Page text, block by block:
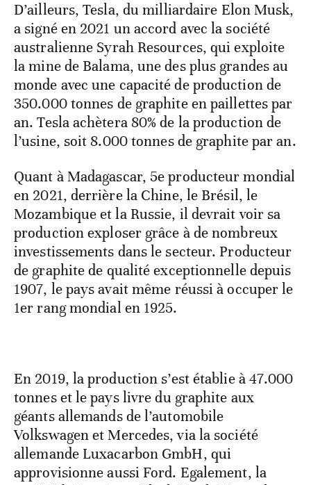
D’ailleurs, Tesla, du milliardaire Elon Musk,
a signé en 2021 un accord avec la société
australienne Syrah Resources, qui exploite
la mine de Balama, une des plus grandes au
monde avec une capacité de production de
350.000 tonnes de graphite en paillettes par
an. Tesla achètera 80% de la production de
l’usine, soit 8.000 tonnes de graphite par an.
Quant à Madagascar, 5e producteur mondial
en 2021, derrière la Chine, le Brésil, le
Mozambique et la Russie, il devrait voir sa
production exploser grâce à de nombreux
investissements dans le secteur. Producteur
de graphite de qualité exceptionnelle depuis
1907, le pays avait même réussi à occuper le
1er rang mondial en 1925.
En 2019, la production s’est établie à 47.000
tonnes et le pays livre du graphite aux
géants allemands de l’automobile
Volkswagen et Mercedes, via la société
allemande Luxacarbon GmbH, qui
approvisionne aussi Ford. Egalement, la